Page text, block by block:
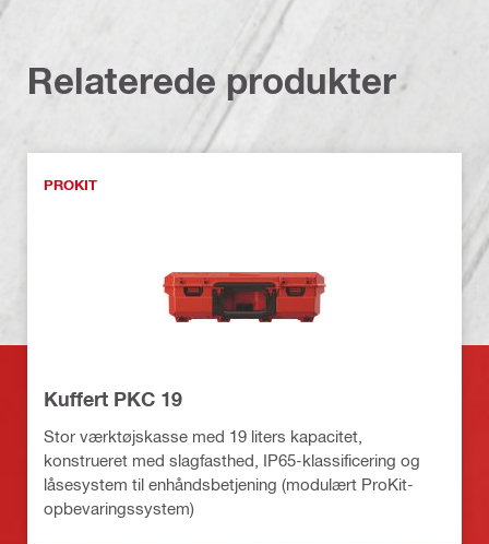
Relaterede produkter
PROKIT
Kuffert PKC 19
Stor værktøjskasse med 19 liters kapacitet,
konstrueret med slagfasthed, IP65-klassificering og
låsesystem til enhåndsbetjening (modulært ProKit-
opbevaringssystem)